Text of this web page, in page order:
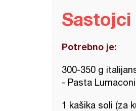
Sastojci
Potrebno je:
300-350 g
- Pasta Lumaconi
1 kašika soli (za